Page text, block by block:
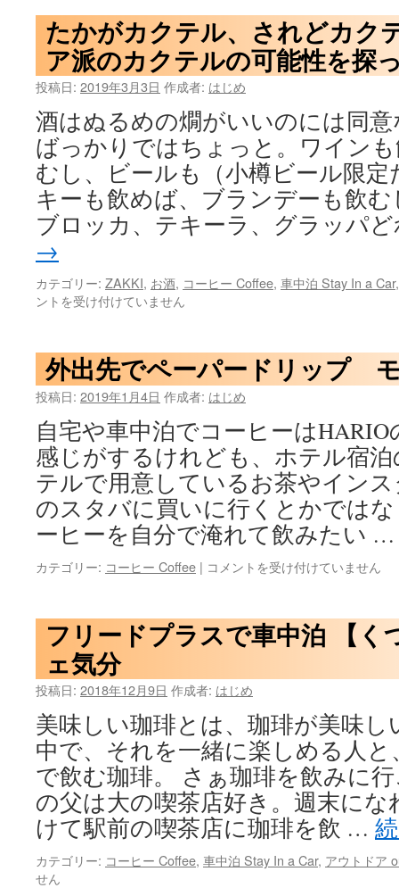
ー
ブ
ル
の
は
たかがカクテル、されどカ
ア派のカクテルの可能性を探
投稿日: 2019年3月3日 作成者: はじめ
酒はぬるめの燗がいいのには同
ばっかりではちょっと。ワイン
むし、ビールも（小樽ビール限
キーも飲めば、ブランデーも飲
ブロッカ、テキーラ、グラッパ
→
カテゴリー: ZAKKI, お酒, コーヒー Coffee, 車中泊 Stay In a Car
ントを受け付けていません
外出先でペーパードリップ
投稿日: 2019年1月4日 作成者: はじめ
自宅や車中泊でコーヒーは
感じがするけれども、ホテル宿
テルで用意しているお茶やイン
のスタバに買いに行くとかでは
ーヒーを自分で淹れて飲みたい
カテゴリー: コーヒー Coffee | 外
で
ペ
ー
リ
ッ
プ
モ
バ
イ
ル
コ
ー
コメントを受け付けていません
フリードプラスで車中泊 【
ェ気分
投稿日: 2018年12月9日 作成者: はじめ
美味しい珈琲とは、珈琲が美味
中で、それを一緒に楽しめる人
で飲む珈琲。 さぁ珈琲を飲みに
の父は大の喫茶店好き。週末に
けて駅前の喫茶店に珈琲を飲 …
カテゴリー: コーヒー Coffee, 車中泊 Stay In a Car, アウトドア
せん